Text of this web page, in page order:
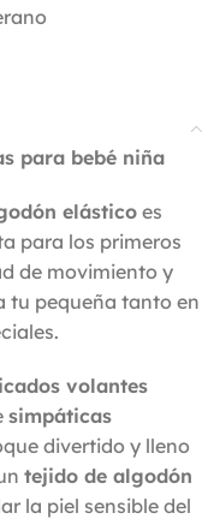
para bebé niña
elástico es
para los primeros
de movimiento y
tu pequeña tanto en
volantes
simpáticas
divertido y lleno
tejido de algodón
la piel sensible del